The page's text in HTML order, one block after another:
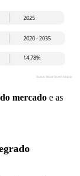
mercado e as